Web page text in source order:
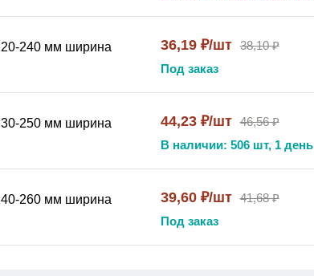
240 мм ширина
36,19 ₽/шт 38,10 ₽
Под заказ
250 мм ширина
44,23 ₽/шт 46,56 ₽
В наличии: 506 шт, 1 день
260 мм ширина
39,60 ₽/шт 41,68 ₽
Под заказ